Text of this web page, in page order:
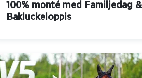
100% monté med Familjedag &
Bakluckeloppis